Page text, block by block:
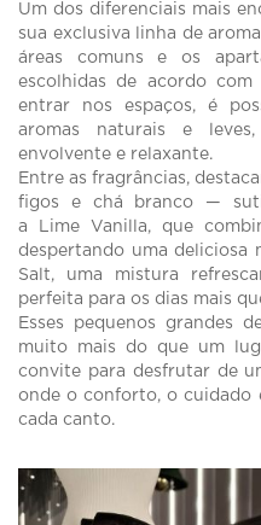
Um dos diferenciais mais
sua exclusiva linha de
áreas comuns e os
escolhidas de acordo
entrar nos espaços, é
aromas naturais e
envolvente e relaxante.
Entre as fragrâncias,
figos e chá branco —
a Lime Vanilla, que
despertando uma deliciosa
Salt, uma mistura
perfeita para os dias mais
Esses pequenos grandes
muito mais do que um
convite para desfrutar de
onde o conforto, o cuidado
cada canto.